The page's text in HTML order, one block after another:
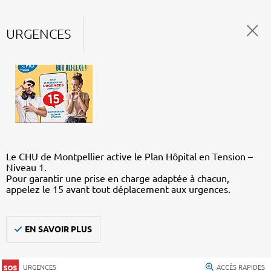
URGENCES
Le CHU de Montpellier active le Plan Hôpital en Tension –
Niveau 1.
Pour garantir une prise en charge adaptée à chacun,
appelez le 15 avant tout déplacement aux urgences.
EN SAVOIR PLUS
URGENCES ACCÈS RAPIDES